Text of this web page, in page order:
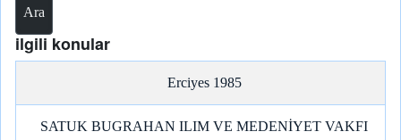
ilgili konular
Erciyes 1985
SATUK BUGRAHAN ILIM VE MEDENİYET VAKFI